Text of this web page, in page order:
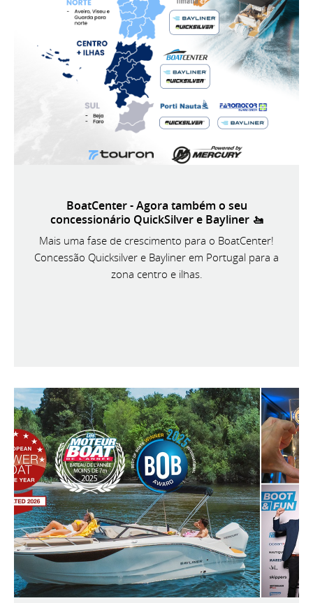
BoatCenter - Agora também o seu
concessionário QuickSilver e Bayliner 🚤
Mais uma fase de crescimento para o BoatCenter!
Concessão Quicksilver e Bayliner em Portugal para a
zona centro e ilhas.